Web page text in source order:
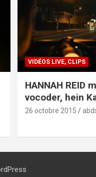
VIDÉOS LIVE, CLIPS
HANNAH REID
vocoder, hein
26 octobre 2015